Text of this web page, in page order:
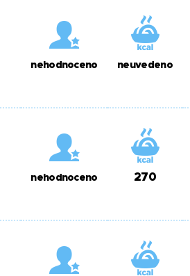
nehodnoceno neuvedeno
nehodnoceno 270